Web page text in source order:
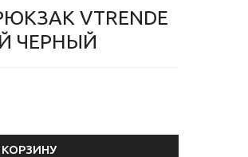
VTRENDE
ЧЕРНЫЙ
КОРЗИНУ